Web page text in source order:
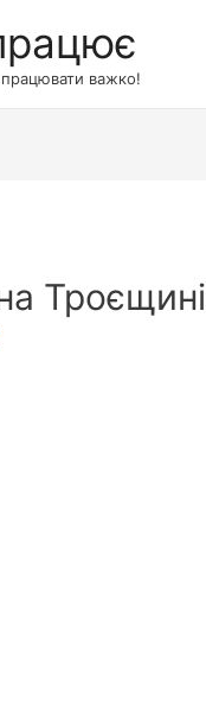
важко!
Троєщині